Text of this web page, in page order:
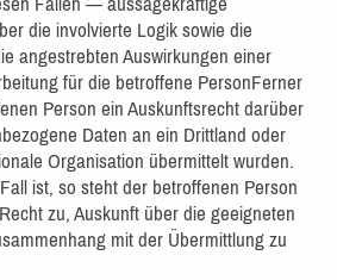
die involvierte Logik sowie die
angestrebten Auswirkungen einer
für die betroffene PersonFerner
Person ein Auskunftsrecht darüber
Daten an ein Drittland oder
Organisation übermittelt wurden.
ist, so steht der betroffenen Person
zu, Auskunft über die geeigneten
mit der Übermittlung zu